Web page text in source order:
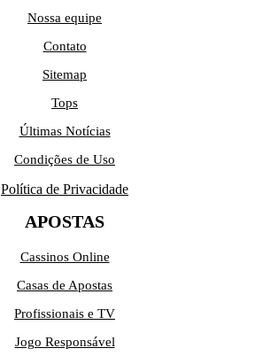
Nossa equipe
Contato
Sitemap
Tops
Últimas Notícias
Condições de Uso
Política de Privacidade
APOSTAS
Cassinos Online
Casas de Apostas
Profissionais e TV
Jogo Responsável